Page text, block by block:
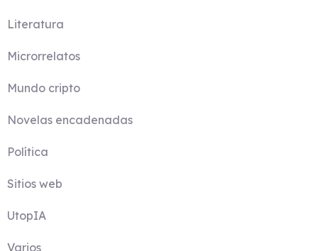
Literatura
Microrrelatos
Mundo cripto
Novelas encadenadas
Política
Sitios web
UtopIA
Varios